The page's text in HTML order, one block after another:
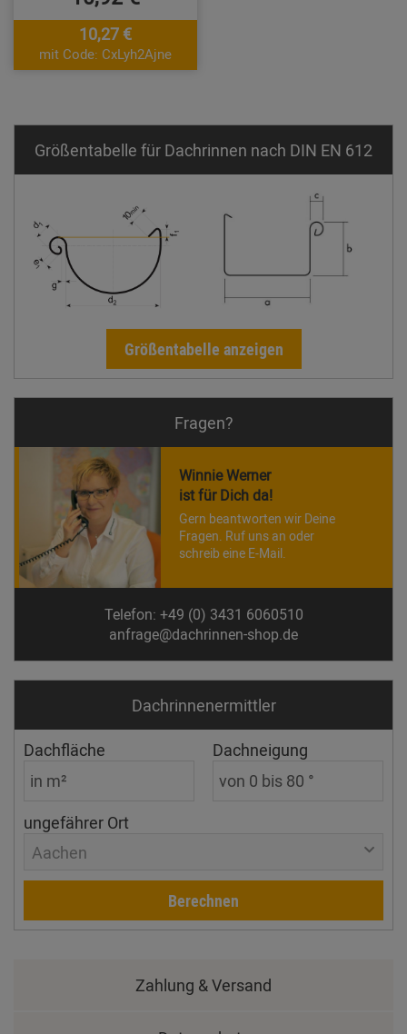
10,27 €
mit Code: CxLyh2Ajne
Größentabelle für Dachrinnen nach DIN EN 612
Größentabelle anzeigen
Fragen?
Winnie Werner
ist für Dich da!
Gern beantworten wir Deine
Fragen. Ruf uns an oder
schreib eine E-Mail.
Telefon: +49 (0) 3431 6060510
anfrage@dachrinnen-shop.de
Dachrinnen­ermittler
Dachfläche Dachneigung
ungefährer Ort
Aachen
Berechnen
Zahlung & Versand